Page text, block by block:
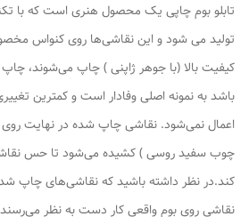
تابلو بوم چاپی یک محصول هنری است که با
تولید می شود و این نقاشی‌ها روی کنواس
کیفیت بالا (با جوهر ژاپنی ) چاپ می‌شوند،
باشد به نمونه اصلی وفادار است و کمترین
اعمال نمی‌شود. نقاشی چاپ شده در نهایت
چوب سفید روسی ) کشیده می‌شود تا حس نقاشی
کند.در نظر داشته باشید که نقاشی‌های چاپ
نقاشی روی بوم واقعی کار دست به نظر